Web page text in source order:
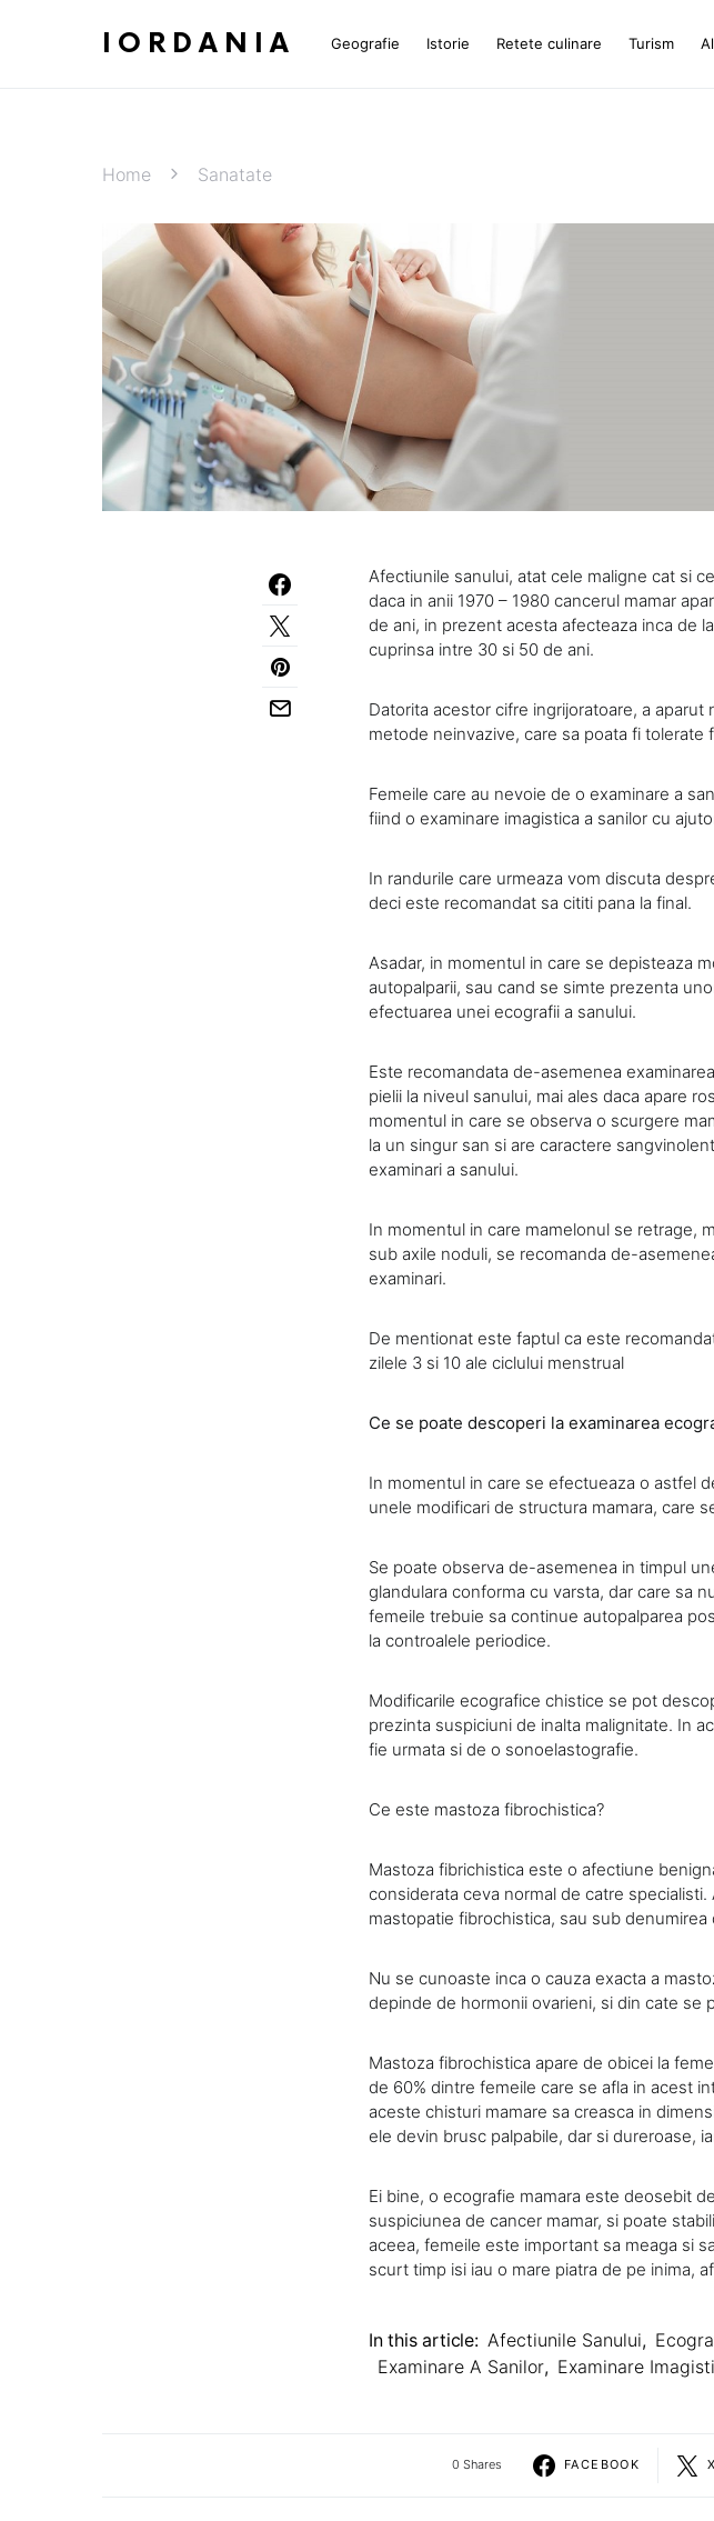
IORDANIA Geografie Istorie Retete culinare Turism
Home Sanatate
Afectiunile sanului, atat cele maligne cat si
daca in anii 1970 – 1980 cancerul mamar
de ani, in prezent acesta afecteaza inca de
cuprinsa intre 30 si 50 de ani.
Datorita acestor cifre ingrijoratoare, a
metode neinvazive, care sa poata fi tolerate
Femeile care au nevoie de o examinare a
fiind o examinare imagistica a sanilor cu
In randurile care urmeaza vom discuta
deci este recomandat sa cititi pana la final.
Asadar, in momentul in care se depisteaza
autopalparii, sau cand se simte prezenta
efectuarea unei ecografii a sanului.
Este recomandata de-asemenea
pielii la niveul sanului, mai ales daca apare
momentul in care se observa o scurgere
la un singur san si are caractere
examinari a sanului.
In momentul in care mamelonul se retrage,
sub axile noduli, se recomanda de-
examinari.
De mentionat este faptul ca este
zilele 3 si 10 ale ciclului menstrual
Ce se poate descoperi la examinarea
In momentul in care se efectueaza o astfel
unele modificari de structura mamara, care
Se poate observa de-asemenea in timpul
glandulara conforma cu varsta, dar care sa
femeile trebuie sa continue autopalparea
la controalele periodice.
Modificarile ecografice chistice se pot
prezinta suspiciuni de inalta malignitate. In
fie urmata si de o sonoelastografie.
Ce este mastoza fibrochistica?
Mastoza fibrichistica este o afectiune
considerata ceva normal de catre
mastopatie fibrochistica, sau sub
Nu se cunoaste inca o cauza exacta a
depinde de hormonii ovarieni, si din cate se
Mastoza fibrochistica apare de obicei la
de 60% dintre femeile care se afla in acest
aceste chisturi mamare sa creasca in
ele devin brusc palpabile, dar si dureroase,
Ei bine, o ecografie mamara este deosebit
suspiciunea de cancer mamar, si poate
aceea, femeile este important sa meaga si
scurt timp isi iau o mare piatra de pe inima,
In this article: Afectiunile Sanului,
Examinare A Sanilor, Examinare
0 Shares FACEBOOK